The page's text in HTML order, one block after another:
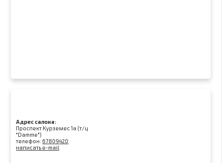
Адрес салона:
Проспект Курземес 1а (т/ц
"Damme")
телефон: 67809420
написать e-mail